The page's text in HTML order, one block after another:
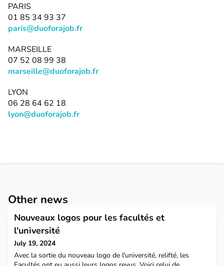
PARIS
01 85 34 93 37
paris@duoforajob.fr
MARSEILLE
07 52 08 99 38
marseille@duoforajob.fr
LYON
06 28 64 62 18
lyon@duoforajob.fr
Other news
Nouveaux logos pour les facultés et
l'université
July 19, 2024
Avec la sortie du nouveau logo de l'université, relifté, les